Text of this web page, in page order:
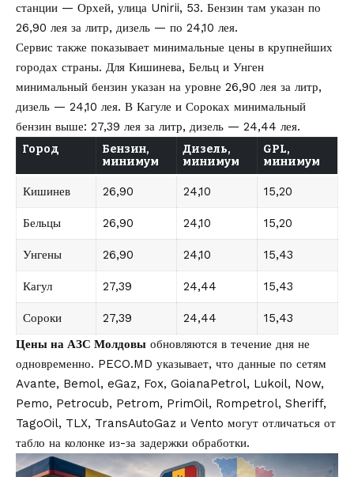
станции — Орхей, улица Unirii, 53. Бензин там указан по
26,90 лея за литр, дизель — по 24,10 лея.
Сервис также показывает минимальные цены в крупнейших
городах страны. Для Кишинева, Бельц и Унген
минимальный бензин указан на уровне 26,90 лея за литр,
дизель — 24,10 лея. В Кагуле и Сороках минимальный
бензин выше: 27,39 лея за литр, дизель — 24,44 лея.
Город
Бензин,
минимум
Дизель,
минимум
GPL,
минимум
Кишинев 26,90 24,10 15,20
Бельцы 26,90 24,10 15,20
Унгены 26,90 24,10 15,43
Кагул 27,39 24,44 15,43
Сороки 27,39 24,44
15,43
Цены на АЗС Молдовы обновляются в течение дня не
одновременно. PECO.MD указывает, что данные по сетям
Avante, Bemol, eGaz, Fox, GoianaPetrol, Lukoil, Now,
Pemo, Petrocub, Petrom, PrimOil, Rompetrol, Sheriff,
TagoOil, TLX, TransAutoGaz и Vento могут отличаться от
табло на колонке из-за задержки обработки.